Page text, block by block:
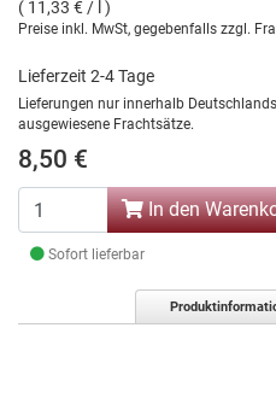
( 11,33 € / l )
Preise inkl. MwSt, gegebenfalls zzgl.
Lieferzeit 2-4 Tage
Lieferungen nur innerhalb
ausgewiesene Frachtsätze.
8,50 €
In den
Sofort lieferbar